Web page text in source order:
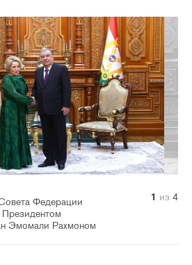
Федерации
Эмомали Рахмоном
1 из 4
2 из 4
3 из 4
4 из 4